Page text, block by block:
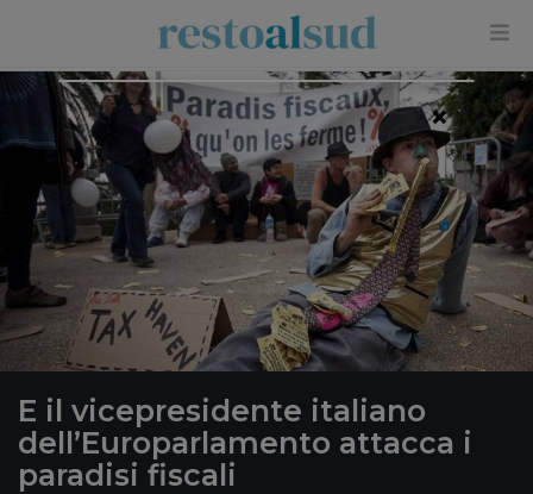
E il vicepresidente italiano
dell’Europarlamento attacca i
paradisi fiscali
×